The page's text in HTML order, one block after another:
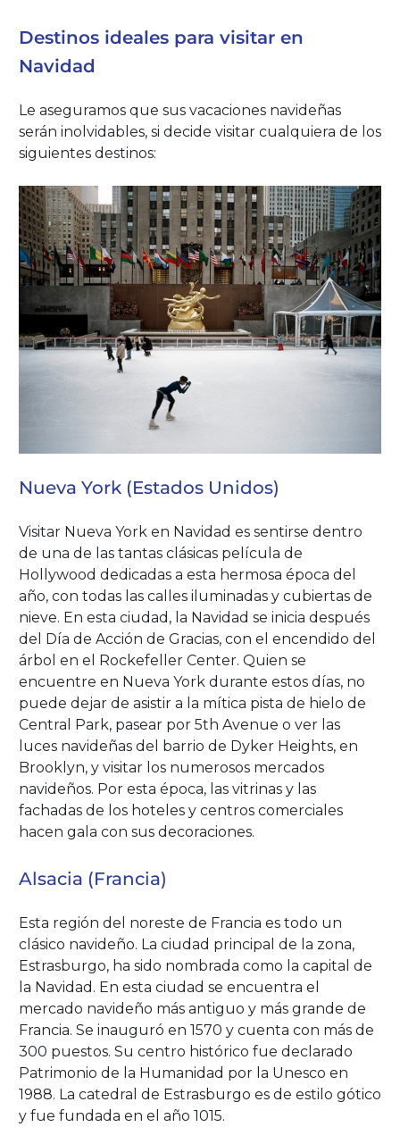
Destinos ideales para visitar en
Navidad
Le aseguramos que sus vacaciones navideñas
serán inolvidables, si decide visitar cualquiera de los
siguientes destinos:
Nueva York (Estados Unidos)
Visitar Nueva York en Navidad es sentirse dentro
de una de las tantas clásicas película de
Hollywood dedicadas a esta hermosa época del
año, con todas las calles iluminadas y cubiertas de
nieve. En esta ciudad, la Navidad se inicia después
del Día de Acción de Gracias, con el encendido del
árbol en el Rockefeller Center. Quien se
encuentre en Nueva York durante estos días, no
puede dejar de asistir a la mítica pista de hielo de
Central Park, pasear por 5th Avenue o ver las
luces navideñas del barrio de Dyker Heights, en
Brooklyn, y visitar los numerosos mercados
navideños. Por esta época, las vitrinas y las
fachadas de los hoteles y centros comerciales
hacen gala con sus decoraciones.
Alsacia (Francia)
Esta región del noreste de Francia es todo un
clásico navideño. La ciudad principal de la zona,
Estrasburgo, ha sido nombrada como la capital de
la Navidad. En esta ciudad se encuentra el
mercado navideño más antiguo y más grande de
Francia. Se inauguró en 1570 y cuenta con más de
300 puestos. Su centro histórico fue declarado
Patrimonio de la Humanidad por la Unesco en
1988. La catedral de Estrasburgo es de estilo gótico
y fue fundada en el año 1015.